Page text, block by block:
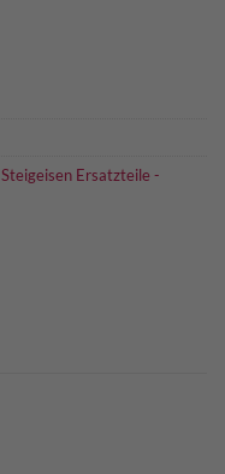
Steigeisen Ersatzteile -